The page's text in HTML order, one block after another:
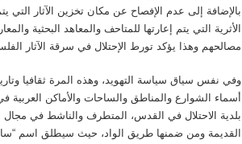
بالإضافة إلى عدم الإفصاح عن مكان تخزين الآثار التي
الأثرية التي يتم إعارتها للمتاحف والمعاهد البحثية
مصالحهم وهذا يؤكد تورط الإحتلال في سرقة الآثار
وفي نفس سياق سياسة التهويد، وهذه المرة ثقافيا
أسماء الشوارع والمناطق والساحات والأماكن
بلدية الاحتلال في القدس، المتطرف والناشط في
القديمة ومن ضمنها طريق الواد، حيث سيطلق اسم